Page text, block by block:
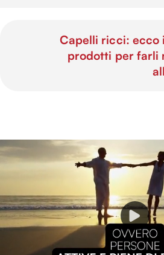
Capelli ricci: ecco
prodotti per farli
P